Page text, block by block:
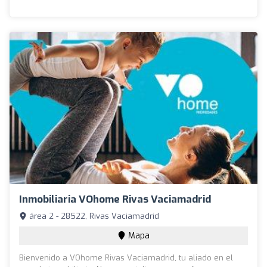
Inmobiliaria VOhome Rivas Vaciamadrid
área 2 - 28522, Rivas Vaciamadrid
Mapa
Bienvenido a VOhome Rivas Vaciamadrid, tu aliado en el